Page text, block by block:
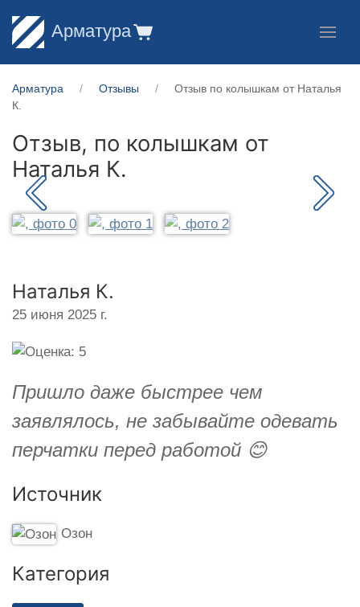
Арматура
Арматура Отзывы
Отзыв по колышкам от Наталья
К.
Отзыв, по колышкам от
Наталья К.
Наталья К.
25 июня 2025 г.
Пришло даже быстрее чем
заявлялось, не забывайте одевать
перчатки перед работой 😊
Источник
Озон
Категория